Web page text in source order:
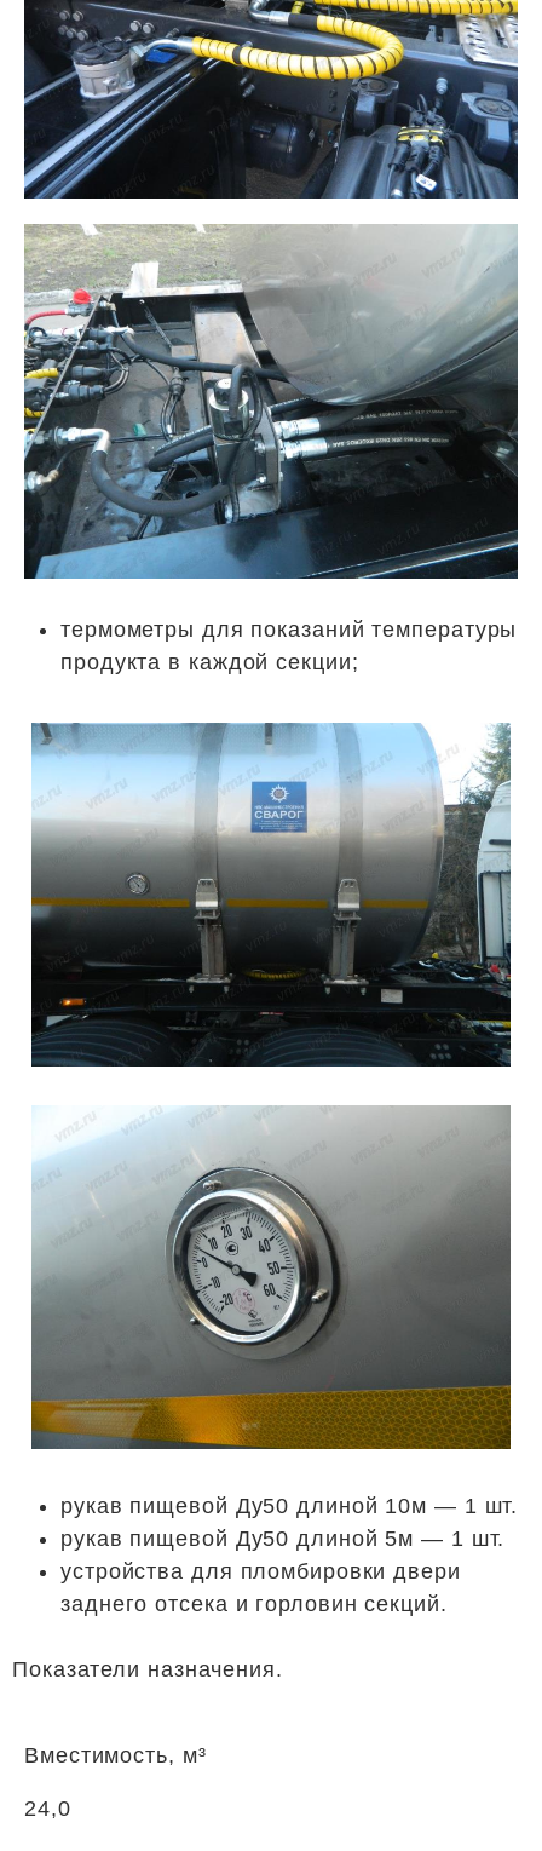
термометры для показаний температуры
продукта в каждой секции;
рукав пищевой Ду50 длиной 10м — 1 шт.
рукав пищевой Ду50 длиной 5м — 1 шт.
устройства для пломбировки двери
заднего отсека и горловин секций.
Показатели назначения.
Вместимость, м³
24,0